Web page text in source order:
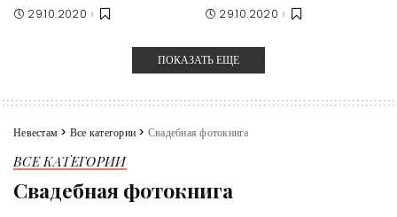
29.10.2020 29.10.2020
ПОКАЗАТЬ ЕЩЕ
Невестам > Все категории > Свадебная фотокнига
ВСЕ КАТЕГОРИИ
Свадебная фотокнига